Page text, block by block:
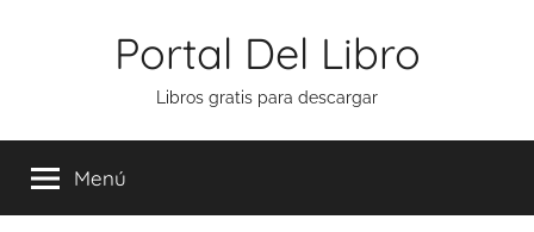
Portal Del Libro
Libros gratis para descargar
Menú